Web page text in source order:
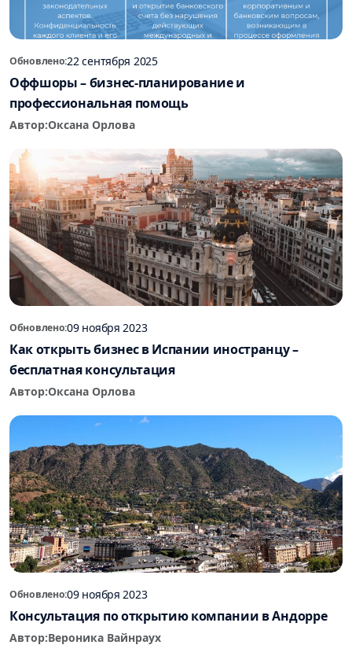
Обновлено:22 сентября 2025
Оффшоры – бизнес-планирование и
профессиональная помощь
Автор:Оксана Орлова
Обновлено:09 ноября 2023
Как открыть бизнес в Испании иностранцу –
бесплатная консультация
Автор:Оксана Орлова
Обновлено:09 ноября 2023
Консультация по открытию компании в Андорре
Автор:Вероника Вайнраух